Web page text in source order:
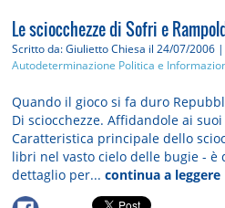
Le sciocchezze di Sofri e
Scritto da: Giulietto Chiesa il 24/07/2006 |
Autodeterminazione Politica e
Quando il gioco si fa duro
Di sciocchezze. Affidandole ai
Caratteristica principale dello
libri nel vasto cielo delle bugie - è
dettaglio per...continua a leggere